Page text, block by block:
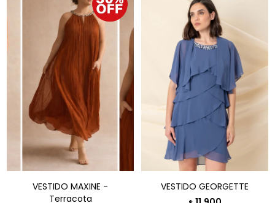
VESTIDO MAXINE -
Terracota
VESTIDO GEORGETTE